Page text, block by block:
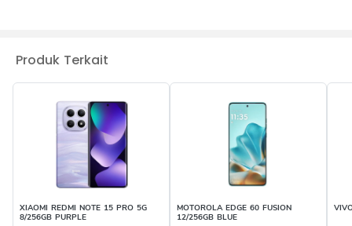
Produk Terkait
XIAOMI REDMI NOTE 15 PRO 5G
8/256GB PURPLE
MOTOROLA EDGE 60 FUSION
12/256GB BLUE